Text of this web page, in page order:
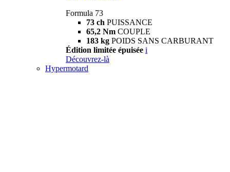
Formula 73
73 ch PUISSANCE
65,2 Nm COUPLE
183 kg POIDS SANS CARBURANT
Édition limitée épuisée i
Découvrez-là
Hypermotard